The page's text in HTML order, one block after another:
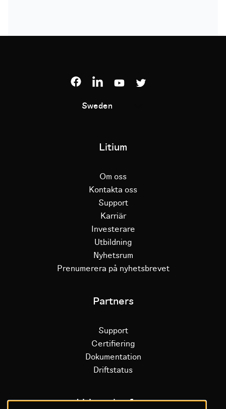
Sweden
Litium
Om oss
Kontakta oss
Support
Karriär
Investerare
Utbildning
Nyhetsrum
Prenumerera på nyhetsbrevet
Partners
Support
Certifiering
Dokumentation
Driftstatus
Litium plattform